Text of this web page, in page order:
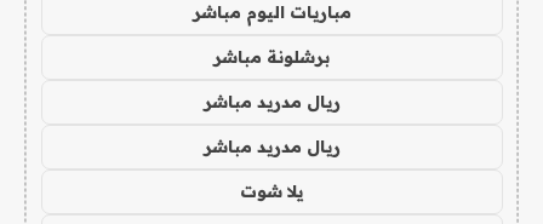
مباريات اليوم مباشر
برشلونة مباشر
ريال مدريد مباشر
ريال مدريد مباشر
يلا شوت